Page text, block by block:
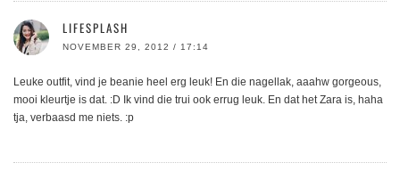
LIFESPLASH
NOVEMBER 29, 2012 / 17:14
Leuke outfit, vind je beanie heel erg leuk! En die nagellak, aaahw gorgeous,
mooi kleurtje is dat. :D Ik vind die trui ook errug leuk. En dat het Zara is, haha
tja, verbaasd me niets. :p